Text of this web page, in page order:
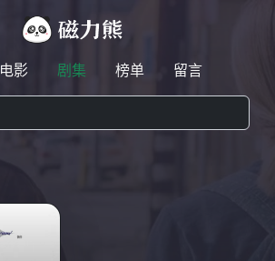
电影 剧集 榜单 留言